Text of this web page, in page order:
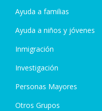
Ayuda a familias
Ayuda a niños y jóvenes
Inmigración
Investigación
Personas Mayores
Otros Grupos